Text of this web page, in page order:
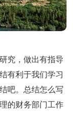
究，做出有指导
有利于我们学习
吧。总结怎么写
的财务部门工作